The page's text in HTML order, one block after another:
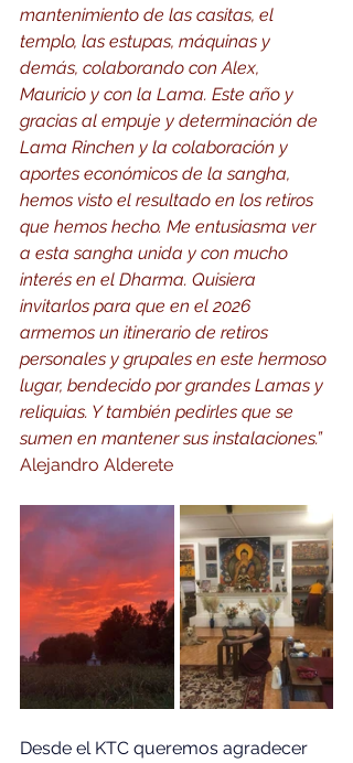
mantenimiento de las casitas, el
templo, las estupas, máquinas y
demás, colaborando con Alex,
Mauricio y con la Lama. Este año y
gracias al empuje y determinación de
Lama Rinchen y la colaboración y
aportes económicos de la sangha,
hemos visto el resultado en los retiros
que hemos hecho. Me entusiasma ver
a esta sangha unida y con mucho
interés en el Dharma. Quisiera
invitarlos para que en el 2026
armemos un itinerario de retiros
personales y grupales en este hermoso
lugar, bendecido por grandes Lamas y
reliquias. Y también pedirles que se
sumen en mantener sus instalaciones.”
Alejandro Alderete
Desde el KTC queremos agradecer